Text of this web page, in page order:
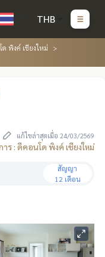
THB
พิงค์ เชียงใหม่
แก้ไขล่าสุดเมื่อ 24/03/2569
าร : ดีคอนโด พิงค์ เชียงใหม่
สัญญา
12 เดือน